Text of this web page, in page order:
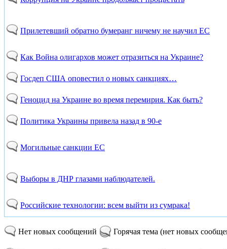
Прилетевший обратно бумеранг ничему не научил ЕС
Как Война олигархов может отразиться на Украине?
Госдеп США оповестил о новых санкциях…
Геноцид на Украине во время перемирия. Как быть?
Политика Украины привела назад в 90-е
Могильные санкции ЕС
Выборы в ДНР глазами наблюдателей.
Российские технологии: всем выйти из сумрака!
Нет новых сообщений Горячая тема (нет новых